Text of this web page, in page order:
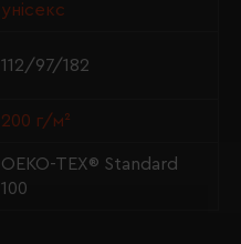
унісекс
112/97/182
200 г/м²
OEKO-TEX® Standard
100